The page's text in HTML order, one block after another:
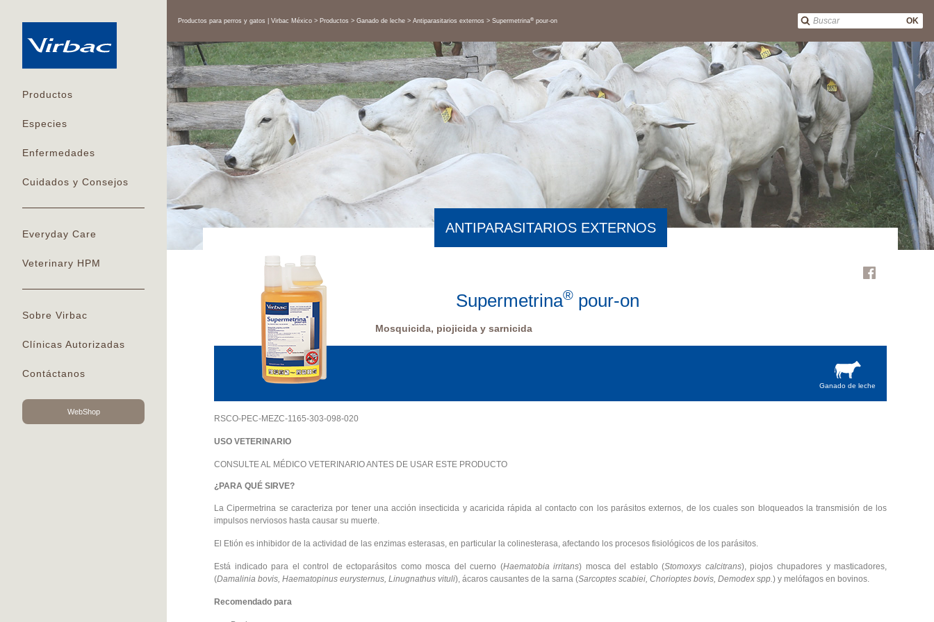
Productos
Especies
Enfermedades
Cuidados y Consejos
Everyday Care
Veterinary HPM
Sobre Virbac
Clínicas Autorizadas
Contáctanos
WebShop
OK
Productos para perros y gatos | Virbac México Productos Ganado de leche Antiparasitarios externos Supermetrina® pour-on
ANTIPARASITARIOS EXTERNOS
Supermetrina® pour-on
Mosquicida, piojicida y sarnicida
Ganado de leche
RSCO-PEC-MEZC-1165-303-098-020
USO VETERINARIO
CONSULTE AL MÉDICO VETERINARIO ANTES DE USAR ESTE PRODUCTO
¿PARA QUÉ SIRVE?
La Cipermetrina se caracteriza por tener una acción insecticida y acaricida rápida al contacto con los parásitos externos, de los cuales son bloqueados la transmisión de los
impulsos nerviosos hasta causar su muerte.
El Etión es inhibidor de la actividad de las enzimas esterasas, en particular la colinesterasa, afectando los procesos fisiológicos de los parásitos.
Está indicado para el control de ectoparásitos como mosca del cuerno (Haematobia irritans) mosca del establo (Stomoxys calcitrans), piojos chupadores y masticadores,
(Damalinia bovis, Haematopinus eurysternus, Linugnathus vituli), ácaros causantes de la sarna (Sarcoptes scabiei, Chorioptes bovis, Demodex spp.) y melófagos en bovinos.
Recomendado para